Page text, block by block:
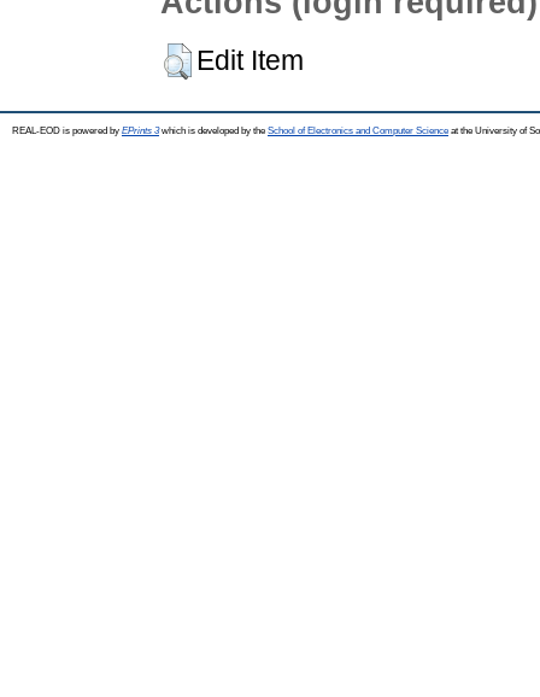
Edit Item
REAL-EOD is powered by EPrints 3which is developed by the School of Electronics and Computer Science at the University of